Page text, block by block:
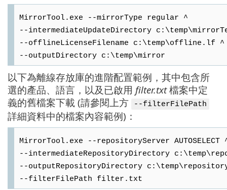
MirrorTool.exe --mirrorType regular ^
--intermediateUpdateDirectory
--offlineLicenseFilename c:\temp\offline.lf ^
--outputDirectory c:\temp\mirror
以下為離線存放庫的進階配置範例，其中包含所
選的產品、語言，以及已啟用 filter.txt檔案中定
義的舊檔案下載 (請參閱上方
--filterFilePath
詳細資料中的檔案內容範例)：
MirrorTool.exe --repositoryServer AUTOSELECT
--intermediateRepositoryDirectory
--outputRepositoryDirectory
--filterFilePath filter.txt